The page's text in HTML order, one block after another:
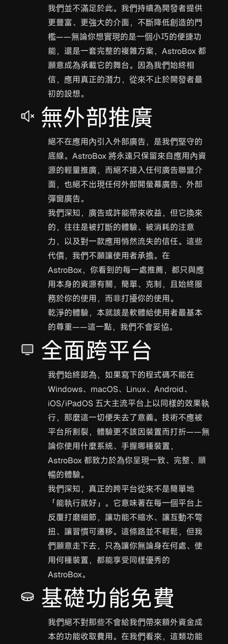
我們並不滿足於此。我們持續為開發者提供
更豐富、更強大的介面，不斷降低創造的門
檻——無論你想實現的是一個小巧的便捷功
能，還是一套完整的複雜方案，AstroBox 都
願意成為承載它的舞台。因為我們始終相
信，應用真正的潛力，從來不止於開發者最
初的設想。
無外部推廣
絕不在應用內引入外部廣告，是我們堅守的
底線。AstroBox 將永遠只保留來自應用內資
源的輕量推廣，而絕不接入任何廣告聯盟介
面，也絕不出現任何外部開螢幕廣告、外部
彈窗廣告。
我們深知，廣告或許能帶來收益，但它換來
的，往往是被打斷的體驗、被消耗的注意
力，以及對一款應用悄然流失的信任。這些
代價，我們不願讓使用者承擔。在
AstroBox，你看到的每一處推薦，都只與應
用本身的資源有關，簡單、克制，且始終服
務於你的使用，而非打擾你的使用。
乾淨的體驗，本就該是軟體給使用者最基本
的尊重——這一點，我們不會妥協。
全面跨平台
我們始終認為，如果寫下的程式碼不能在
Windows、macOS、Linux、Android、
iOS/iPadOS 五大主流平台上以同樣的效果執
行，那麼這一切便失去了意義。技術不應被
平台所割裂，體驗更不該因裝置而打折——無
論你使用什麼系統、手握哪種裝置，
AstroBox 都致力於為你呈現一致、完整、順
暢的體驗。
我們深知，真正的跨平台從來不是簡單地
「能執行就好」。它意味著在每一個平台上
反覆打磨細節，讓功能不縮水、讓互動不彆
扭、讓習慣可遷移。這條路並不輕鬆，但我
們願意走下去，只為讓你無論身在何處、使
用何種裝置，都能享受同樣優秀的
AstroBox。
基礎功能免費
我們絕不對那些不會給我們帶來額外資金成
本的功能收取費用。在我們看來，這類功能